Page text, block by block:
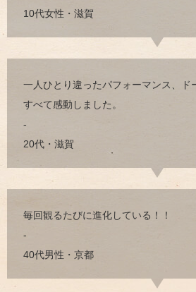
10代女性・滋賀
一人ひとり違ったパフォーマンス、ド
すべて感動しました。
-
20代・滋賀
毎回観るたびに進化している！！
-
40代男性・京都